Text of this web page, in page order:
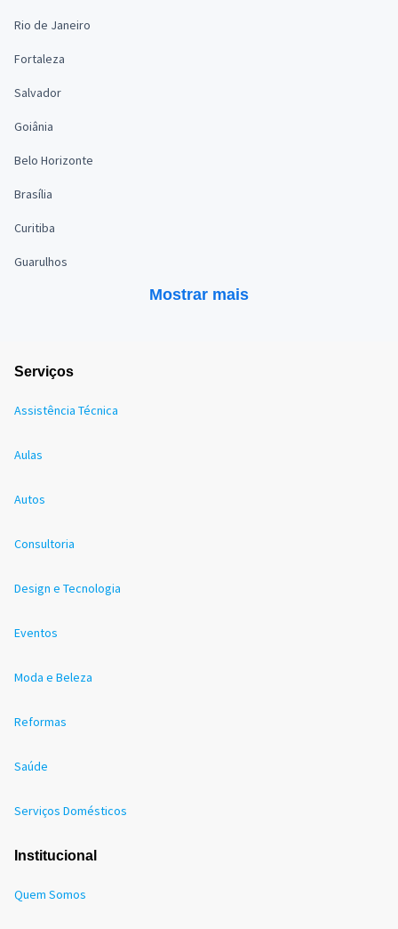
Rio de Janeiro
Fortaleza
Salvador
Goiânia
Belo Horizonte
Brasília
Curitiba
Guarulhos
Mostrar mais
Serviços
Assistência Técnica
Aulas
Autos
Consultoria
Design e Tecnologia
Eventos
Moda e Beleza
Reformas
Saúde
Serviços Domésticos
Institucional
Quem Somos